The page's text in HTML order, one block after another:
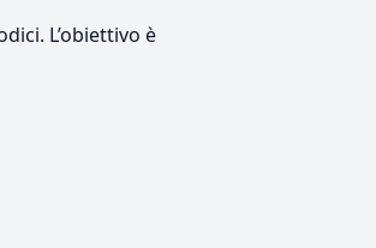
L’obiettivo è